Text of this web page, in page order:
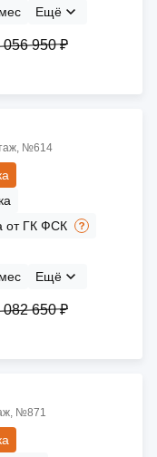
Ещё
056 950 ₽
№614
от ГК ФСК
Ещё
082 650 ₽
№871